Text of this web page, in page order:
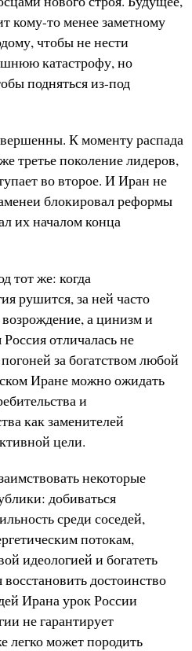
кому-то менее заметному
чтобы не нести
катастрофу, но
подняться из-под
К моменту распада
третье поколение лидеров,
во второе. И Иран не
блокировал реформы
их началом конца
тот же: когда
рушится, за ней часто
а цинизм и
отличалась не
за богатством любой
Иране можно ожидать
и
как заменителей
цели.
некоторые
добиваться
среди соседей,
потокам,
идеологией и богатеть
достоинство
Ирана урок России
не гарантирует
легко может породить